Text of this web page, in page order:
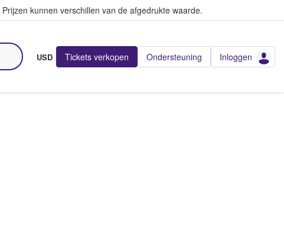
Prijzen kunnen verschillen van de afgedrukte waarde.
USD Tickets verkopen Ondersteuning Inloggen